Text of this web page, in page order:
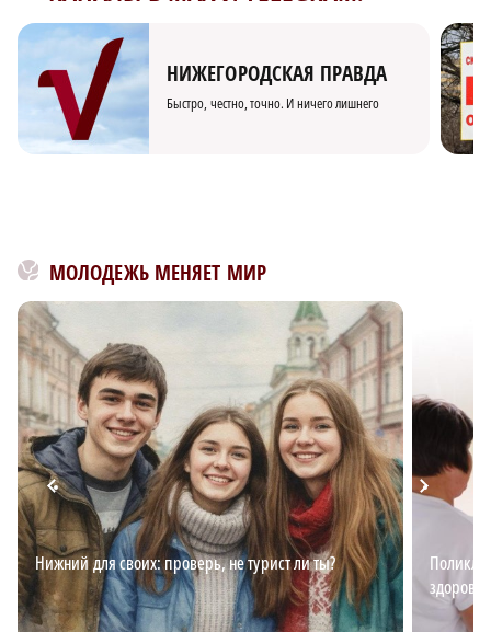
НИЖЕГОРОДСКАЯ ПРАВДА
Быстро, честно, точно. И ничего лишнего
МОЛОДЕЖЬ МЕНЯЕТ МИР
Нижний для своих: проверь, не турист ли ты?